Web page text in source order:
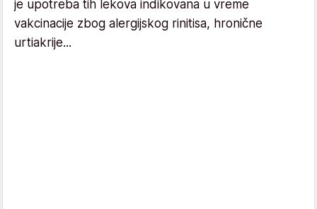
je upotreba tih lekova indikovana u vreme
vakcinacije zbog alergijskog rinitisa, hronične
urtiakrije...